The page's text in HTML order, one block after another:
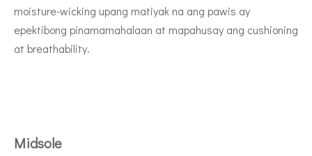
moisture-wicking upang matiyak na ang pawis ay
epektibong pinamamahalaan at mapahusay ang cushioning
at breathability.
Midsole